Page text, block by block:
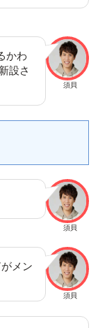
須貝
かわ
設さ
須貝
須貝
がメン